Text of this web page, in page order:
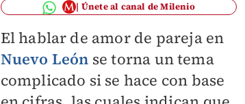
Únete al canal de Milenio
El hablar de amor de pareja en
Nuevo León se torna un tema
complicado si se hace con base